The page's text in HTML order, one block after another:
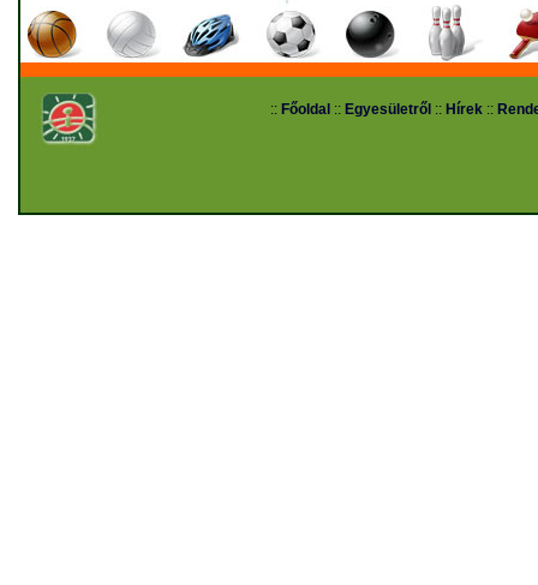
:: Főoldal :: Egyesületről :: Hírek ::